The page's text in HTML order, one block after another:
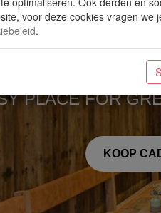
PLACE FOR
KOOP
voor deze cookies vragen we
.